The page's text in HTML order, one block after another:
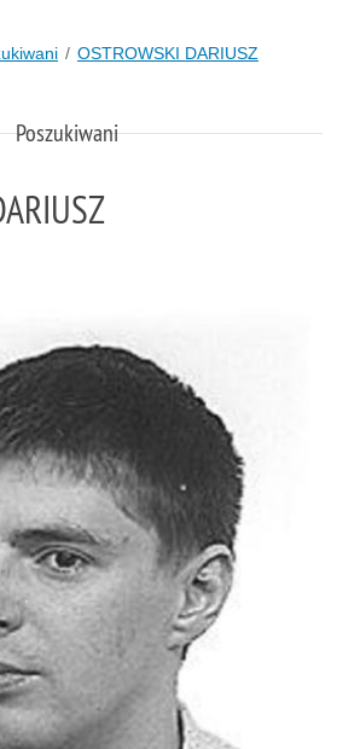
OSTROWSKI DARIUSZ
Poszukiwani